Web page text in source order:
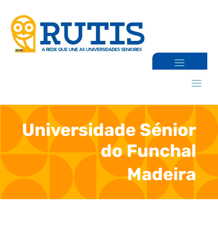
Universidade Sénior
do Funchal
Madeira